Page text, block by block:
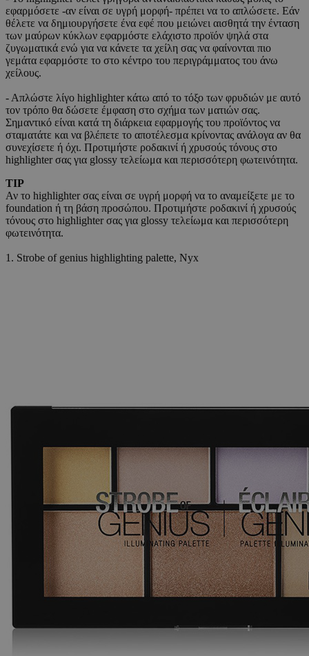
εφαρμόσετε -αν είναι σε υγρή μορφή- πρέπει να το απλώσετε. Εάν
θέλετε να δημιουργήσετε ένα εφέ που μειώνει αισθητά την ένταση
των μαύρων κύκλων εφαρμόστε ελάχιστο προϊόν ψηλά στα
ζυγωματικά ενώ για να κάνετε τα χείλη σας να φαίνονται πιο
γεμάτα εφαρμόστε το στο κέντρο του περιγράμματος του άνω
χείλους.
- Απλώστε λίγο highlighter κάτω από το τόξο των φρυδιών με αυτό
τον τρόπο θα δώσετε έμφαση στο σχήμα των ματιών σας.
Σημαντικό είναι κατά τη διάρκεια εφαρμογής του προϊόντος να
σταματάτε και να βλέπετε το αποτέλεσμα κρίνοντας ανάλογα αν θα
συνεχίσετε ή όχι. Προτιμήστε ροδακινί ή χρυσούς τόνους στο
highlighter σας για glossy τελείωμα και περισσότερη φωτεινότητα.
ΤΙΡ
Αν το highlighter σας είναι σε υγρή μορφή να το αναμείξετε με το
foundation ή τη βάση προσώπου. Προτιμήστε ροδακινί ή χρυσούς
τόνους στο highlighter σας για glossy τελείωμα και περισσότερη
φωτεινότητα.
1. Strobe of genius highlighting palette, Nyx